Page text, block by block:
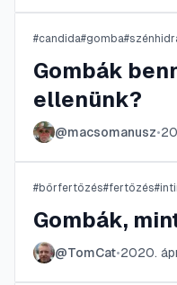
#candida#gomba#
Gombák
ellenünk?
@macsomanusz•
#bőrfertőzés#fertőzés#
Gombák,
@TomCat•2020.